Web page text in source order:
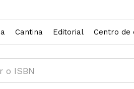
Cantina Editorial Centro de